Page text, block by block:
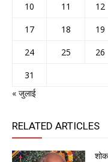
10
11 12
17
18 19
24
25 26
31
« जुलाई
RELATED ARTICLES